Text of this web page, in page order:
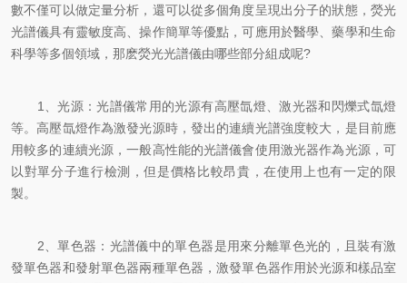
數不僅可以做定量分析，還可以從多個角度呈現出分子的狀態，熒光
光譜儀具有靈敏度高、操作簡單等優點，可應用於醫學、藥學和生命
科學等多個領域，那麽熒光光譜儀由哪些部分組成呢?
1、光源：光譜儀常用的光源有高壓氙燈、激光器和閃爍式氙燈
等。高壓氙燈作為激發光源時，發出的連續光譜強度較大，是目前應
用較多的連續光源，一般高性能的光譜儀會使用激光器作為光源，可
以對單分子進行檢測，但是價格比較昂貴，在使用上也有一定的限
製。
2、單色器：光譜儀中的單色器是用來分離單色光的，且裝有激
發單色器和發射單色器兩種單色器，激發單色器作用於光源和樣品室